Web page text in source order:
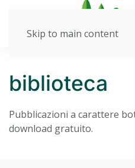
Skip to main content
biblioteca
Pubblicazioni a carattere
download gratuito.